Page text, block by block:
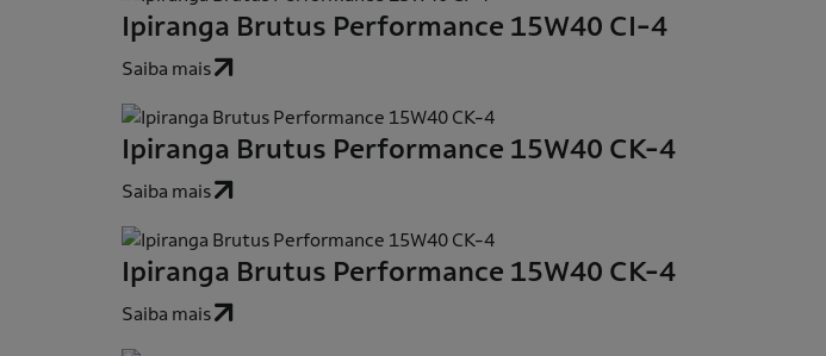
Ipiranga Brutus Performance 15W40 CI-4
Saiba mais
Ipiranga Brutus Performance 15W40 CK-4
Saiba mais
Ipiranga Brutus Performance 15W40 CK-4
Saiba mais